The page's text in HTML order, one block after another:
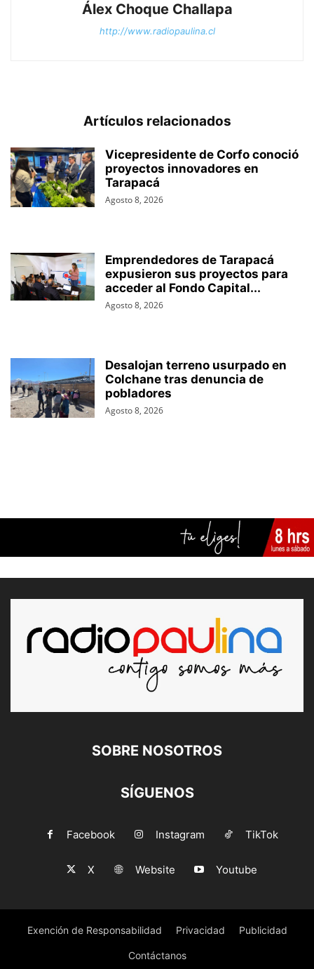
Álex Choque Challapa
http://www.radiopaulina.cl
Artículos relacionados
Vicepresidente de Corfo conoció
proyectos innovadores en
Tarapacá
Agosto 8, 2026
Emprendedores de Tarapacá
expusieron sus proyectos para
acceder al Fondo Capital...
Agosto 8, 2026
Desalojan terreno usurpado en
Colchane tras denuncia de
pobladores
Agosto 8, 2026
SOBRE NOSOTROS
SÍGUENOS
Facebook Instagram TikTok
X Website Youtube
Exención de Responsabilidad Privacidad Publicidad
Contáctanos